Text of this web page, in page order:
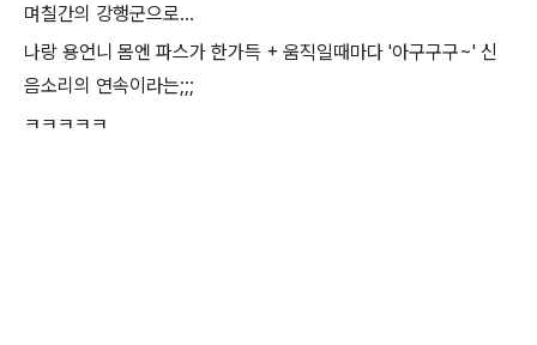
며칠간의 강행군으로...
나랑 용언니 몸엔 파스가 한가득 + 움직일때마다 '아구구구~' 신
음소리의 연속이라는;;;
ㅋㅋㅋㅋㅋ